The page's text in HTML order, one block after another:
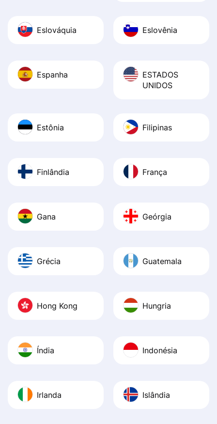
Eslováquia Eslovênia
Espanha
ESTADOS
UNIDOS
Estônia Filipinas
Finlândia França
Gana Geórgia
Grécia Guatemala
Hong Kong Hungria
Índia Indonésia
Irlanda Islândia